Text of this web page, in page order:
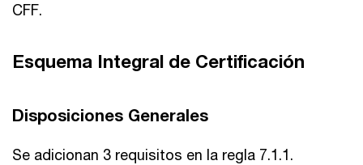
CFF.
Esquema Integral de Certificación
Disposiciones Generales
Se adicionan 3 requisitos en la regla 7.1.1.